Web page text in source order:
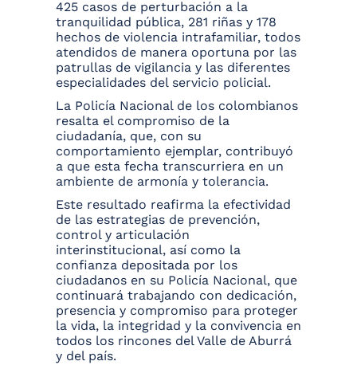
425 casos de perturbación a la
tranquilidad pública, 281 riñas y 178
hechos de violencia intrafamiliar, todos
atendidos de manera oportuna por las
patrullas de vigilancia y las diferentes
especialidades del servicio policial.
La Policía Nacional de los colombianos
resalta el compromiso de la
ciudadanía, que, con su
comportamiento ejemplar, contribuyó
a que esta fecha transcurriera en un
ambiente de armonía y tolerancia.
Este resultado reafirma la efectividad
de las estrategias de prevención,
control y articulación
interinstitucional, así como la
confianza depositada por los
ciudadanos en su Policía Nacional, que
continuará trabajando con dedicación,
presencia y compromiso para proteger
la vida, la integridad y la convivencia en
todos los rincones del Valle de Aburrá
y del país.